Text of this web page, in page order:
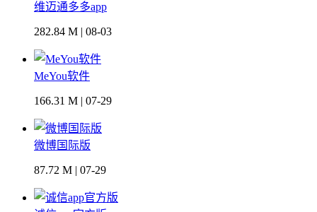
维迈通多多app
282.84 M | 08-03
MeYou软件
166.31 M | 07-29
微博国际版
87.72 M | 07-29